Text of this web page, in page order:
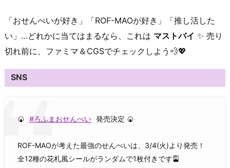
「おせんべいが好き」「ROF-MAOが好き」「推し活した
い」…どれかに当てはまるなら、これは マストバイ ✨ 売り
切れ前に、ファミマ＆CGSでチェックしよう💨💖
SNS
🍘 #ろふまおせんべい 発売決定 🍘
ROF-MAOが考えた最強のせんべいは、3/4(火)より発売！
全12種の花札風シールがランダムで1枚付きです🎴